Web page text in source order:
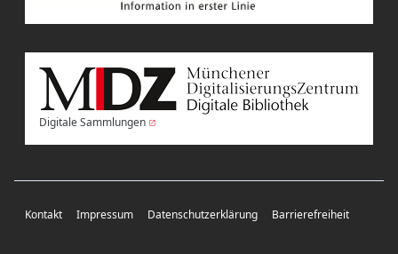
Digitale Sammlungen
Kontakt Impressum Datenschutzerklärung Barrierefreiheit